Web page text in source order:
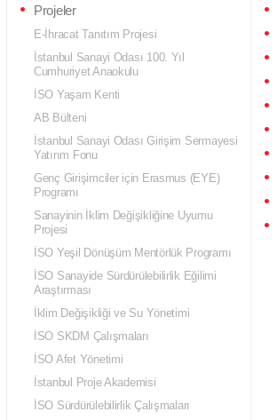
Projeler
E-İhracat Tanıtım Projesi
İstanbul Sanayi Odası 100. Yıl
Cumhuriyet Anaokulu
İSO Yaşam Kenti
AB Bülteni
İstanbul Sanayi Odası Girişim Sermayesi
Yatırım Fonu
Genç Girişimciler için Erasmus (EYE)
Programı
Sanayinin İklim Değişikliğine Uyumu
Projesi
İSO Yeşil Dönüşüm Mentörlük Programı
İSO Sanayide Sürdürülebilirlik Eğilimi
Araştırması
İklim Değişikliği ve Su Yönetimi
İSO SKDM Çalışmaları
İSO Afet Yönetimi
İstanbul Proje Akademisi
İSO Sürdürülebilirlik Çalışmaları